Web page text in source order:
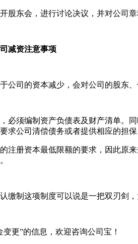
股东会，进行讨论决议，并对公司
减资注意事项
公司的资本减少，会对公司的股东
必须编制资产负债表及财产清单。
求公司清偿债务或者提供相应的担保
注册资本最低限额的要求，因此原
缴制这项制度可以说是一把双刃剑
变更”的信息，欢迎咨询公司宝！